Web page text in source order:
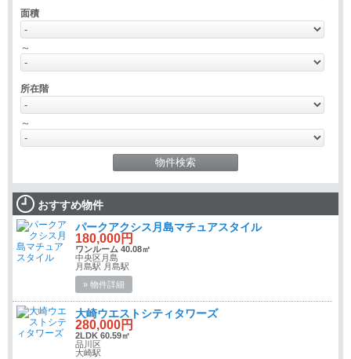
面積
～
所在階
～
おすすめ物件
パークアクシス月島マチュアスタイル
180,000円
ワンルーム 40.08㎡
中央区月島
月島駅 月島駅
» 物件詳細
大崎ウエストシティタワーズ
280,000円
2LDK 60.59㎡
品川区
大崎駅